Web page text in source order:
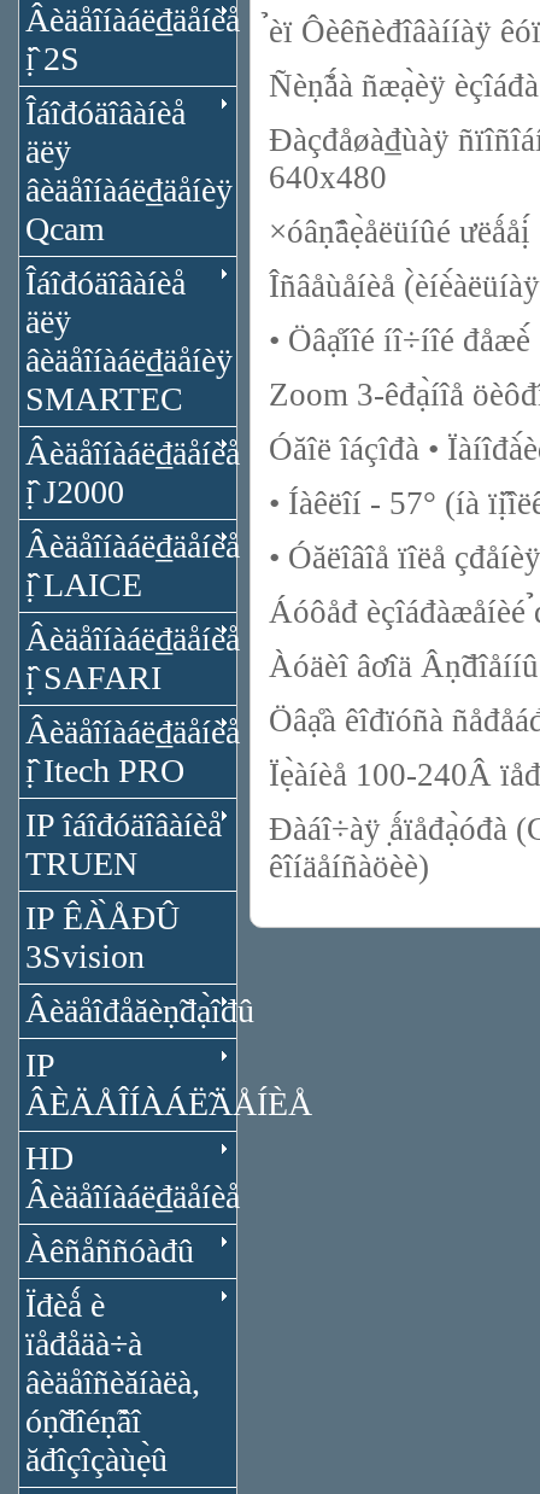
Âèäåîíàáë₫äåíèå
ị̂ 2S
Îáîđóäîâàíèå
äëÿ
âèäåîíàáë₫äåíèÿ
Qcam
Îáîđóäîâàíèå
äëÿ
âèäåîíàáë₫äåíèÿ
SMARTEC
Âèäåîíàáë₫äåíèå
ị̂ J2000
Âèäåîíàáë₫äåíèå
ị̂ LAICE
Âèäåîíàáë₫äåíèå
ị̂ SAFARI
Âèäåîíàáë₫äåíèå
ị̂ Itech PRO
IP îáîđóäîâàíèå
TRUEN
IP ÊÀ̀ÅĐÛ
3Svision
Âèäåîđåăèṇ̃đạ̀îđû
IP
ÂÈÄÅÎÍÀÁË̃ÄÅÍÈÅ
HD
Âèäåîíàáë₫äåíèå
Àêñåññóàđû
Ïđèǻ è
ïåđåäà÷à
âèäåîñèăíàëà,
óṇ̃đîéṇ̃âî
ăđîçîçàùẹ̀û
̉èï Ôèêñèđîâàííàÿ
Ñèṇ̃ǻà ñæạ̀èÿ
Đàçđåøà₫ùàÿ
640x480
×óâṇ̃âẹ̀åëüíûé
Îñâåùåíèå
• Öâạ̊íîé íî÷íîé đåæè́
Zoom 3-êđạ̀íîå
Óăîë îáçîđà •
• Íàêëîí - 57° (íà
• Óăëîâîå ïîëå
Áóôåđ èçîáđàæåíèé
Àóäèî âơîä
Öâạ̊à êîđïóñà
Ïẹ̀àíèå 100-240Â
Đàáî÷àÿ ̣ǻïåđạ̀óđà
êîíäåíñàöèè)